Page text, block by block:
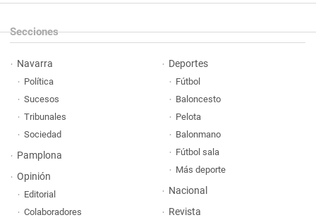
Secciones
Navarra
Política
Sucesos
Tribunales
Sociedad
Pamplona
Opinión
Editorial
Colaboradores
Deportes
Fútbol
Baloncesto
Pelota
Balonmano
Fútbol sala
Más deporte
Nacional
Revista